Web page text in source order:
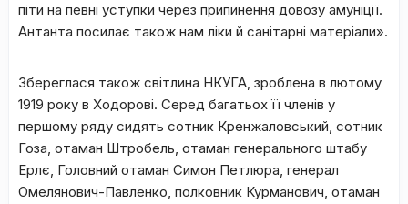
піти на певні уступки через припинення довозу амуніції.
Антанта посилає також нам ліки й санітарні матеріали».
Збереглася також світлина НКУГА, зроблена в лютому
1919 року в Ходорові. Серед багатьох її членів у
першому ряду сидять сотник Кренжаловський, сотник
Гоза, отаман Штробель, отаман генерального штабу
Ерлє, Головний отаман Симон Петлюра, генерал
Омелянович-Павленко, полковник Курманович, отаман